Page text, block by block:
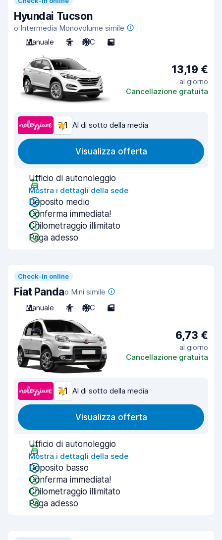
Hyundai Tucson
o Intermedia Monovolume simile
Manuale
5 A/C 5
13,19 €
al giorno
Cancellazione gratuita
7,1 Al di sotto della media
Visualizza offerta
Ufficio di autonoleggio
Mostra i dettagli della sede
Deposito medio
Conferma immediata!
Chilometraggio illimitato
Paga adesso
Check-in online
Fiat Pandao Mini simile
Manuale
4 A/C 5
6,73 €
al giorno
Cancellazione gratuita
7,1 Al di sotto della media
Visualizza offerta
Ufficio di autonoleggio
Mostra i dettagli della sede
Deposito basso
Conferma immediata!
Chilometraggio illimitato
Paga adesso